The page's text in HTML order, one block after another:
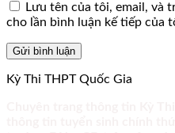
Lưu tên của tôi, email, và
cho lần bình luận kế tiếp của
Kỳ Thi THPT Quốc Gia